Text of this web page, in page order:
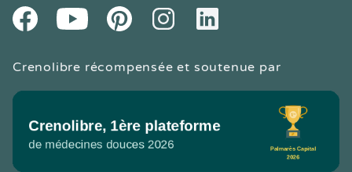
FacebookYoutube PinteresetInstagramLinkedIn
Crenolibre récompensée et soutenue par